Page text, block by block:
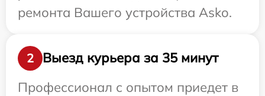
ремонта Вашего устройства Asko.
2
Выезд курьера за 35 минут
Профессионал с опытом приедет в